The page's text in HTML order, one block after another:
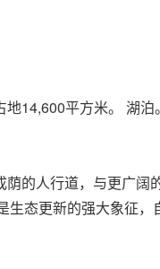
14,600平方米。 湖
的人行道，与更广阔
态更新的强大象征